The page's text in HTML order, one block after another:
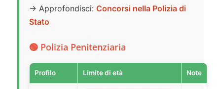
→ Approfondisci: Concorsi nella Polizia di
Stato
🟢 Polizia Penitenziaria
Profilo Limite di età Note